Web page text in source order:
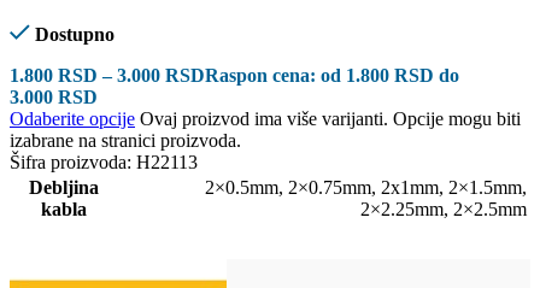
Dostupno
1.800 RSD – 3.000 RSDRaspon cena: od 1.800 RSD do
3.000 RSD
Odaberite opcije Ovaj proizvod ima više varijanti. Opcije mogu biti
izabrane na stranici proizvoda.
Šifra proizvoda: H22113
Debljina
kabla
2×0.5mm, 2×0.75mm, 2x1mm, 2×1.5mm,
2×2.25mm, 2×2.5mm